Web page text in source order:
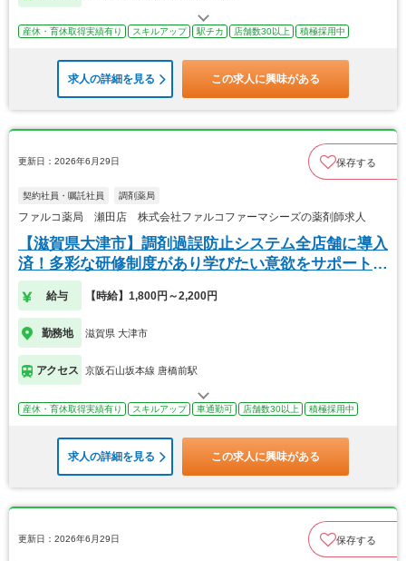
産休・育休取得実績有り スキルアップ 駅チカ 店舗数30以上 積極採用中
求人の詳細を見る この求人に興味がある
更新日：2026年6月29日 保存する
契約社員・嘱託社員 調剤薬局
ファルコ薬局 瀬田店 株式会社ファルコファーマシーズの薬剤師求人
【滋賀県大津市】調剤過誤防止システム全店舗に導入
済！多彩な研修制度があり学びたい意欲をサポートし
ます
給与 【時給】1,800円～2,200円
勤務地 滋賀県 大津市
アクセス 京阪石山坂本線 唐橋前駅
産休・育休取得実績有り スキルアップ 車通勤可 店舗数30以上 積極採用中
求人の詳細を見る この求人に興味がある
更新日：2026年6月29日 保存する